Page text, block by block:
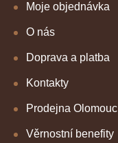
Moje objednávka
O nás
Doprava a platba
Kontakty
Prodejna Olomouc
Věrnostní benefity